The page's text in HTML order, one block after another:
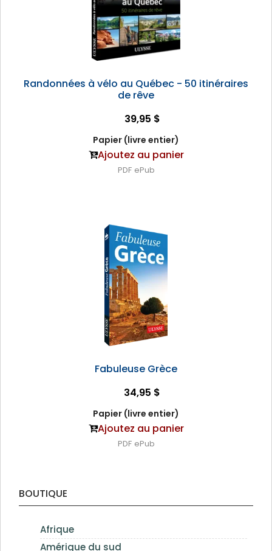
BOUTIQUE
Afrique
Amérique du sud
Randonnées à vélo au Québec - 50 itinéraires
de rêve
39,95 $
Papier (livre entier)
Ajoutez au panier
PDF ePub
Fabuleuse Grèce
34,95 $
Papier (livre entier)
Ajoutez au panier
PDF ePub